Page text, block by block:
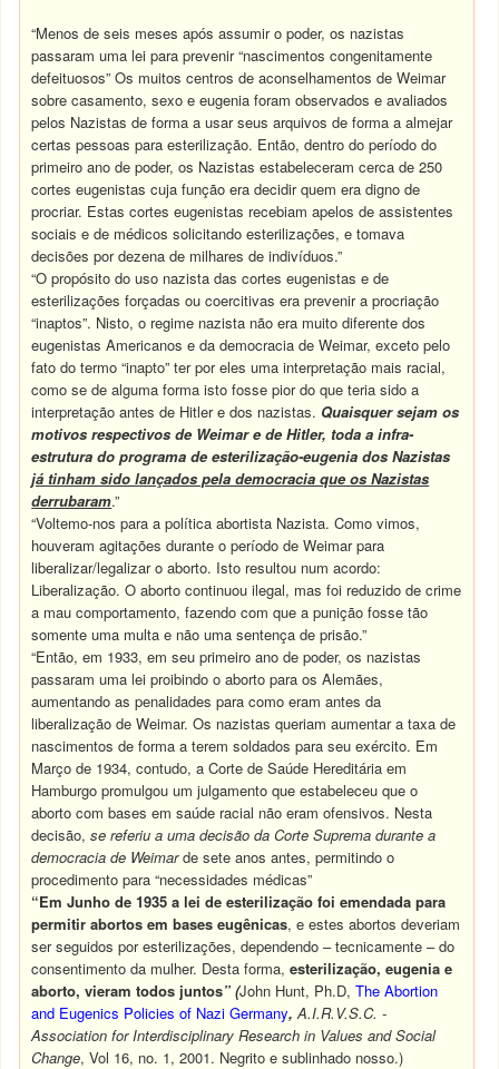
“Menos de seis meses após assumir o poder, os nazistas
passaram uma lei para prevenir “nascimentos congenitamente
defeituosos” Os muitos centros de aconselhamentos de Weimar
sobre casamento, sexo e eugenia foram observados e avaliados
pelos Nazistas de forma a usar seus arquivos de forma a almejar
certas pessoas para esterilização. Então, dentro do período do
primeiro ano de poder, os Nazistas estabeleceram cerca de 250
cortes eugenistas cuja função era decidir quem era digno de
procriar. Estas cortes eugenistas recebiam apelos de assistentes
sociais e de médicos solicitando esterilizações, e tomava
decisões por dezena de milhares de indivíduos.”
“O propósito do uso nazista das cortes eugenistas e de
esterilizações forçadas ou coercitivas era prevenir a procriação
“inaptos”. Nisto, o regime nazista não era muito diferente dos
eugenistas Americanos e da democracia de Weimar, exceto pelo
fato do termo “inapto” ter por eles uma interpretação mais racial,
como se de alguma forma isto fosse pior do que teria sido a
interpretação antes de Hitler e dos nazistas. Quaisquer sejam os
motivos respectivos de Weimar e de Hitler, toda a infra-
estrutura do programa de esterilização-eugenia dos Nazistas
já tinham sido lançados pela democracia que os Nazistas
derrubaram.”
“Voltemo-nos para a política abortista Nazista. Como vimos,
houveram agitações durante o período de Weimar para
liberalizar/legalizar o aborto. Isto resultou num acordo:
Liberalização. O aborto continuou ilegal, mas foi reduzido de crime
a mau comportamento, fazendo com que a punição fosse tão
somente uma multa e não uma sentença de prisão.”
“Então, em 1933, em seu primeiro ano de poder, os nazistas
passaram uma lei proibindo o aborto para os Alemães,
aumentando as penalidades para como eram antes da
liberalização de Weimar. Os nazistas queriam aumentar a taxa de
nascimentos de forma a terem soldados para seu exército. Em
Março de 1934, contudo, a Corte de Saúde Hereditária em
Hamburgo promulgou um julgamento que estabeleceu que o
aborto com bases em saúde racial não eram ofensivos. Nesta
decisão,se referiu a uma decisão da Corte Suprema durante a
democracia de Weimarde sete anos antes, permitindo o
procedimento para “necessidades médicas”
“Em Junho de 1935 a lei de esterilização foi emendada para
permitir abortos em bases eugênicas, e estes abortos deveriam
ser seguidos por esterilizações, dependendo – tecnicamente – do
consentimento da mulher. Desta forma,esterilização, eugenia e
aborto, vieram todos juntos” (John Hunt, Ph.D,The Abortion
and Eugenics Policies of Nazi Germany,A.I.R.V.S.C. -
Association for Interdisciplinary Research in Values and Social
Change, Vol 16, no. 1, 2001. Negrito e sublinhado nosso.)